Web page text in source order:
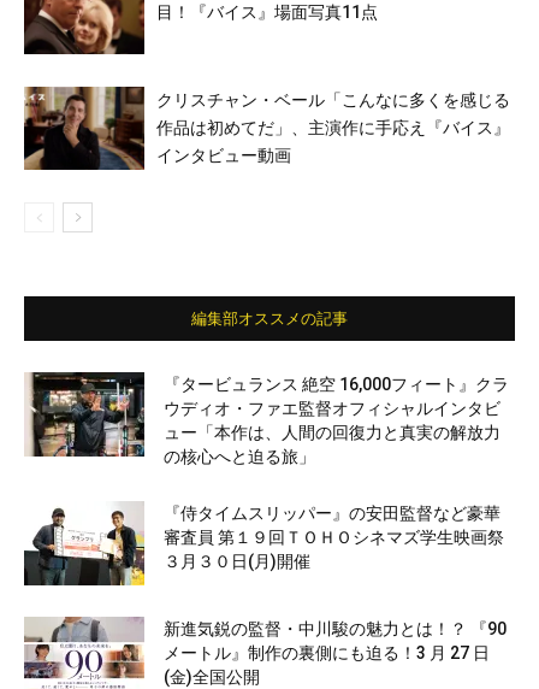
目！『バイス』場面写真11点
クリスチャン・ベール「こんなに多くを感じる
作品は初めてだ」、主演作に手応え『バイス』
インタビュー動画
編集部オススメの記事
『タービュランス 絶空 16,000フィート』クラ
ウディオ・ファエ監督オフィシャルインタビ
ュー「本作は、人間の回復力と真実の解放力
の核心へと迫る旅」
『侍タイムスリッパー』の安田監督など豪華
審査員 第１９回ＴＯＨＯシネマズ学生映画祭
３月３０日(月)開催
新進気鋭の監督・中川駿の魅力とは！？ 『90
メートル』制作の裏側にも迫る！3 月 27 日
(金)全国公開